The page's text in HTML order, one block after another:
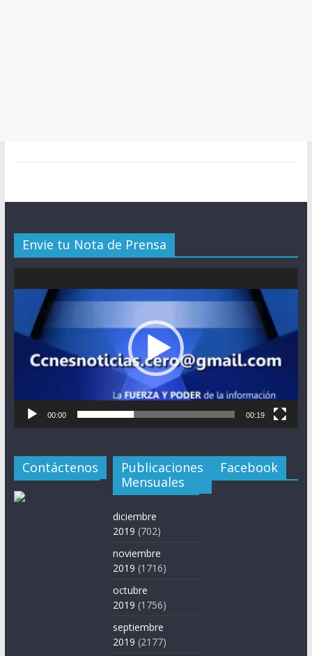
Envie tu Nota de Prensa
de
00:00 00:19
Contáctenos
Publicaciones
Mensuales
diciembre
2019 (702)
noviembre
2019 (1716)
octubre
2019 (1756)
septiembre
2019 (2177)
Facebook